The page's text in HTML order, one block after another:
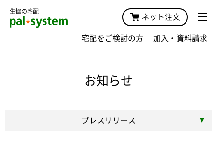
生協の宅配
ネット注文
宅配をご検討の方 加入・資料請求
お知らせ
プレスリリース